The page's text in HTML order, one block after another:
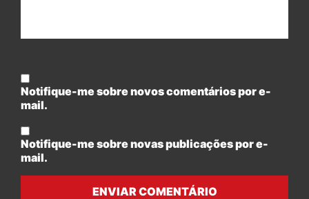
Notifique-me sobre novos comentários por e-
mail.
Notifique-me sobre novas publicações por e-
mail.
ENVIAR COMENTÁRIO